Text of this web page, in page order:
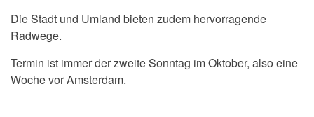
Die Stadt und Umland bieten zudem hervorragende
Radwege.
Termin ist immer der zweite Sonntag im Oktober, also eine
Woche vor Amsterdam.